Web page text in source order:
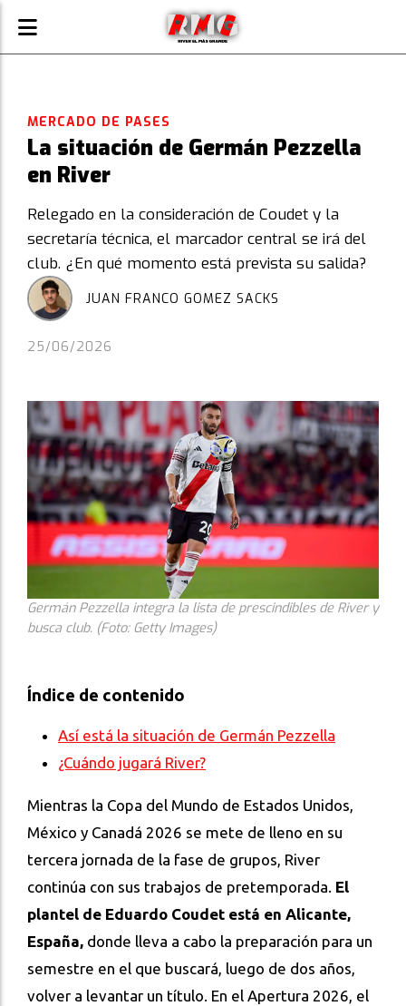
La situación de Germán Pezzella
en River
Relegado en la consideración de Coudet y la
secretaría técnica, el marcador central se irá del
club. ¿En qué momento está prevista su salida?
MERCADO DE PASES
25/06/2026
JUAN FRANCO GOMEZ SACKS
Germán Pezzella integra la lista de prescindibles de River y
busca club. (Foto: Getty Images)
Índice de contenido
Así está la situación de Germán Pezzella
¿Cuándo jugará River?
Mientras la Copa del Mundo de Estados Unidos,
México y Canadá 2026 se mete de lleno en su
tercera jornada de la fase de grupos, River
continúa con sus trabajos de pretemporada. El
plantel de Eduardo Coudet está en Alicante,
España, donde lleva a cabo la preparación para un
semestre en el que buscará, luego de dos años,
volver a levantar un título. En el Apertura 2026, el